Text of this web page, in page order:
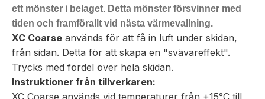
ett mönster i belaget. Detta mönster försvinner med
tiden och framförallt vid nästa värmevallning.
XC Coarse används för att få in luft under skidan,
från sidan. Detta för att skapa en "svävareffekt".
Trycks med fördel över hela skidan.
Instruktioner från tillverkaren: